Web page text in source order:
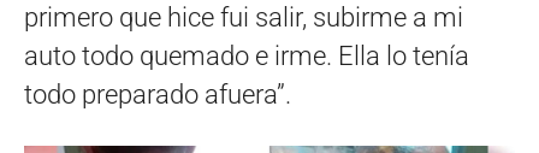
primero que hice fui salir, subirme a mi
auto todo quemado e irme. Ella lo tenía
todo preparado afuera”.